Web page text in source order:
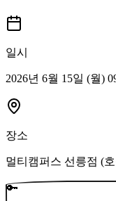
일시
2026년 6월 15일 (월)
장소
멀티캠퍼스 선릉점 (
🔑